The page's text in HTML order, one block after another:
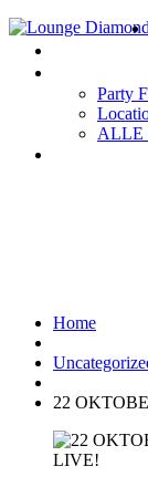
Party
ALLE
Home
22